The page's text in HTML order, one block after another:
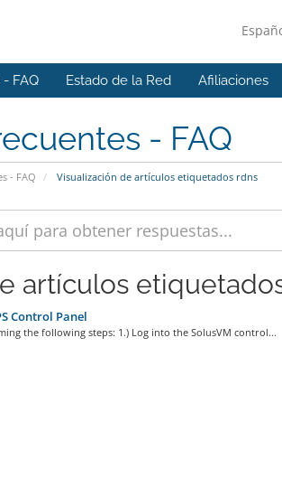
FAQ Estado de la Red Afiliaciones
- FAQ
- FAQ Visualización de artículos etiquetados rdns
artículos
Control Panel
the following steps: 1.) Log into the SolusVM control...